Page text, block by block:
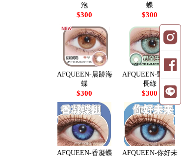
泡
$300
蝶
$300
AFQUEEN-晨跡海
蝶
$300
AFQUEEN-野蠻生
長綠
$300
AFQUEEN-香凝蝶
AFQUEEN-你好未